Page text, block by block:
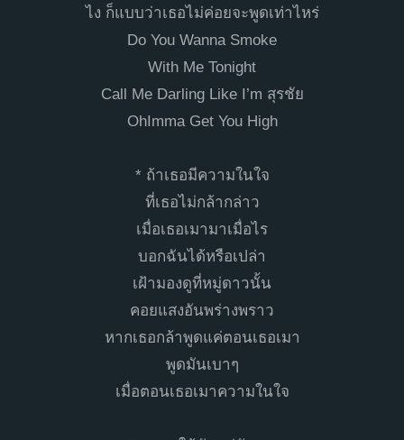
ไง ก็แบบว่าเธอไม่ค่อยจะพูดเท่าไหร่
Do You Wanna Smoke
With Me Tonight
Call Me Darling Like I’m สุรชัย
OhImma Get You High
* ถ้าเธอมีความในใจ
ที่เธอไม่กล้ากล่าว
เมื่อเธอเมามาเมื่อไร
บอกฉันได้หรือเปล่า
เฝ้ามองดูที่หมู่ดาวนั้น
คอยแสงอันพร่างพราว
หากเธอกล้าพูดแค่ตอนเธอเมา
พูดมันเบาๆ
เมื่อตอนเธอเมาความในใจ